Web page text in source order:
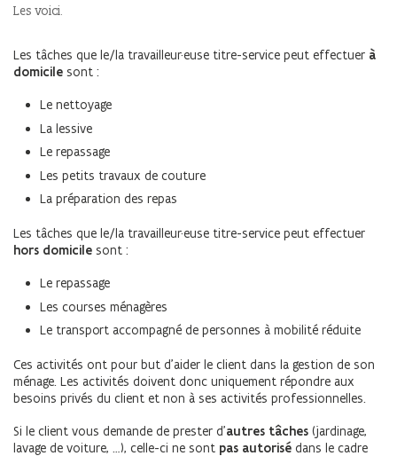
Les voici.
Les tâches que le/la travailleur·euse titre-service peut effectuer à
domicile sont :
Le nettoyage
La lessive
Le repassage
Les petits travaux de couture
La préparation des repas
Les tâches que le/la travailleur·euse titre-service peut effectuer
hors domicile sont :
Le repassage
Les courses ménagères
Le transport accompagné de personnes à mobilité réduite
Ces activités ont pour but d’aider le client dans la gestion de son
ménage. Les activités doivent donc uniquement répondre aux
besoins privés du client et non à ses activités professionnelles.
Si le client vous demande de prester d’autres tâches (jardinage,
lavage de voiture, …), celle-ci ne sont pas autorisé dans le cadre